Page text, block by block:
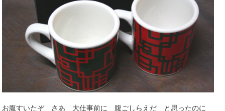
お腹すいたぞ さあ 大仕事前に 腹ごしらえだ と思ったのに